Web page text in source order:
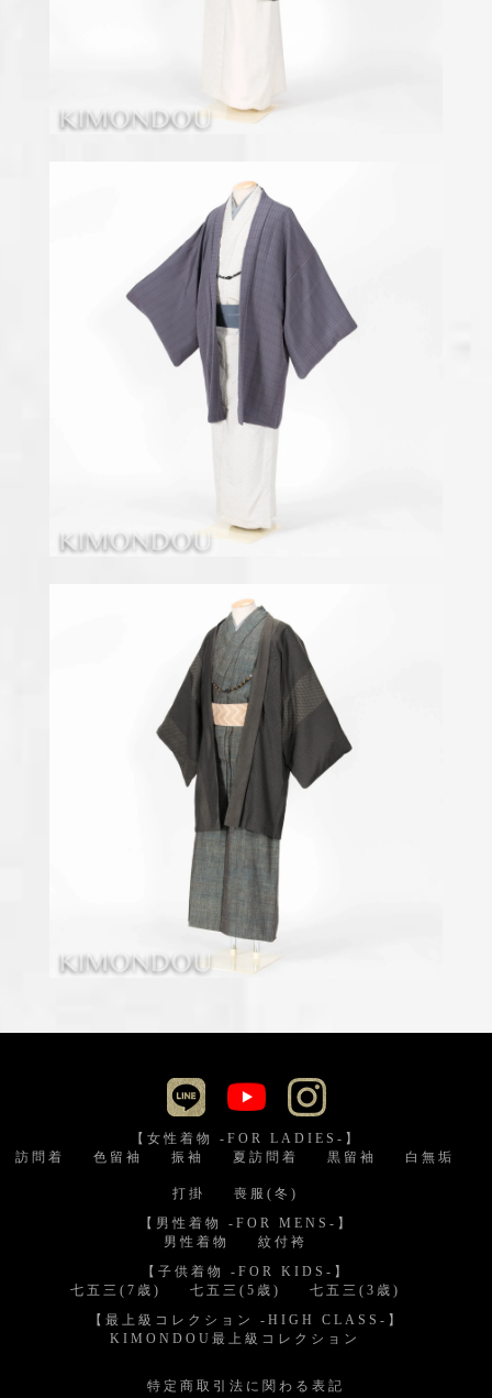
【女性着物 -FOR LADIES-】
訪問着
色留袖 振袖 夏訪問着 黒留袖 白無垢
打掛
喪服(冬)
【男性着物 -FOR MENS-】
男性着物
紋付袴
【子供着物 -FOR KIDS-】
七五三(7歳)
七五三(5歳)
七五三(3歳)
【最上級コレクション -HIGH CLASS-】
KIMONDOU最上級コレクション
特定商取引法に関わる表記